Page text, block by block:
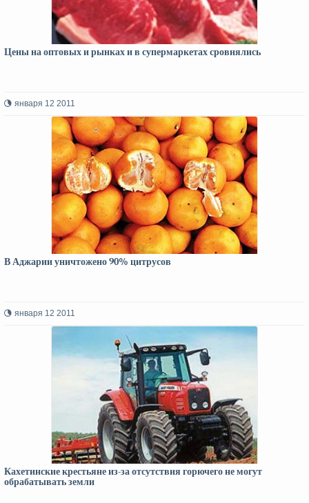
Цены на оптовых и рынках и в супермаркетах сровнялись
января 12 2011
В Аджарии уничтожено 90% цитрусов
января 12 2011
Кахетинские крестьяне из-за отсутствия горючего не могут
обрабатывать земли